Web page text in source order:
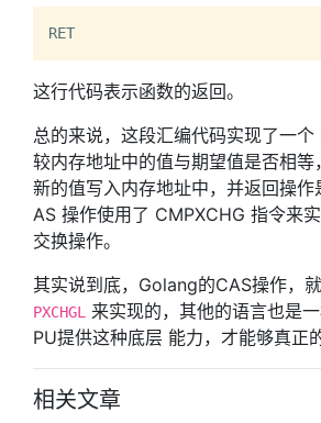
这行代码表示函数的返回。
总的来说，这段汇编代码实现了一
较内存地址中的值与期望值是否相
新的值写入内存地址中，并返回操
AS 操作使用了 CMPXCHG 指令来
交换操作。
其实说到底，Golang的CAS操作，
PXCHGL
来实现的，其他的语言也是
PU提供这种底层 能力，才能够真正
相关文章